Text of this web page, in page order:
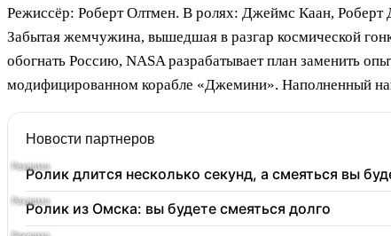
Режиссёр: Роберт Олтмен. В ролях: Джеймс Каан, Роберт
Забытая жемчужина, вышедшая в разгар космической
обогнать Россию, NASA разрабатывает план заменить
модифицированном корабле «Джемини». Наполненный
Новости партнеров
Ролик длится несколько секунд, а смеяться вы
Ролик из Омска: вы будете смеяться долго